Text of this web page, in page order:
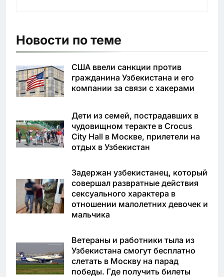
Новости по теме
США ввели санкции против
гражданина Узбекистана и его
компании за связи с хакерами
Дети из семей, пострадавших в
чудовищном теракте в Crocus
City Hall в Москве, прилетели на
отдых в Узбекистан
Задержан узбекистанец, который
совершал развратные действия
сексуального характера в
отношении малолетних девочек и
мальчика
Ветераны и работники тыла из
Узбекистана смогут бесплатно
слетать в Москву на парад
победы. Где получить билеты